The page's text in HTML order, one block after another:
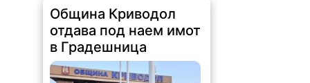
Община Криводол
отдава под наем имот
в Градешница